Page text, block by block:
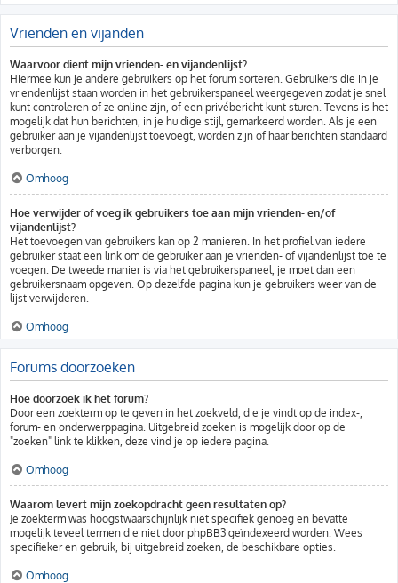
Vrienden en vijanden
Waarvoor dient mijn vrienden- en vijandenlijst?
Hiermee kun je andere gebruikers op het forum sorteren. Gebruikers die in je
vriendenlijst staan worden in het gebruikerspaneel weergegeven zodat je snel
kunt controleren of ze online zijn, of een privébericht kunt sturen. Tevens is het
mogelijk dat hun berichten, in je huidige stijl, gemarkeerd worden. Als je een
gebruiker aan je vijandenlijst toevoegt, worden zijn of haar berichten standaard
verborgen.
Omhoog
Hoe verwijder of voeg ik gebruikers toe aan mijn vrienden- en/of
vijandenlijst?
Het toevoegen van gebruikers kan op 2 manieren. In het profiel van iedere
gebruiker staat een link om de gebruiker aan je vrienden- of vijandenlijst toe te
voegen. De tweede manier is via het gebruikerspaneel, je moet dan een
gebruikersnaam opgeven. Op dezelfde pagina kun je gebruikers weer van de
lijst verwijderen.
Omhoog
Forums doorzoeken
Hoe doorzoek ik het forum?
Door een zoekterm op te geven in het zoekveld, die je vindt op de index-,
forum- en onderwerppagina. Uitgebreid zoeken is mogelijk door op de
"zoeken" link te klikken, deze vind je op iedere pagina.
Omhoog
Waarom levert mijn zoekopdracht geen resultaten op?
Je zoekterm was hoogstwaarschijnlijk niet specifiek genoeg en bevatte
mogelijk teveel termen die niet door phpBB3 geïndexeerd worden. Wees
specifieker en gebruik, bij uitgebreid zoeken, de beschikbare opties.
Omhoog